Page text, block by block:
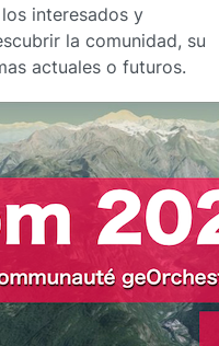
interesados ​​y
la comunidad, su
actuales o futuros.